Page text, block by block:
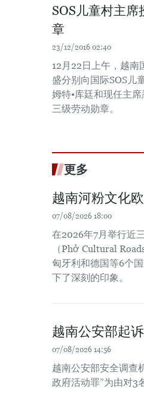
SOS儿童村主席
章
23/12/2016 02:40
12月22日上午，越南
盛分别向国际SOS儿
姆特•库廷和现任主
三级劳动勋章。
更多
越南河粉文化
07/08/2026 18:00
在2026年7月举行近
（Phở Cultural
匈牙利和德国等6个
下了深刻的印象。
越南公安部起
07/08/2026 14:56
越南公安部安全调查
政府活动罪”为由对3